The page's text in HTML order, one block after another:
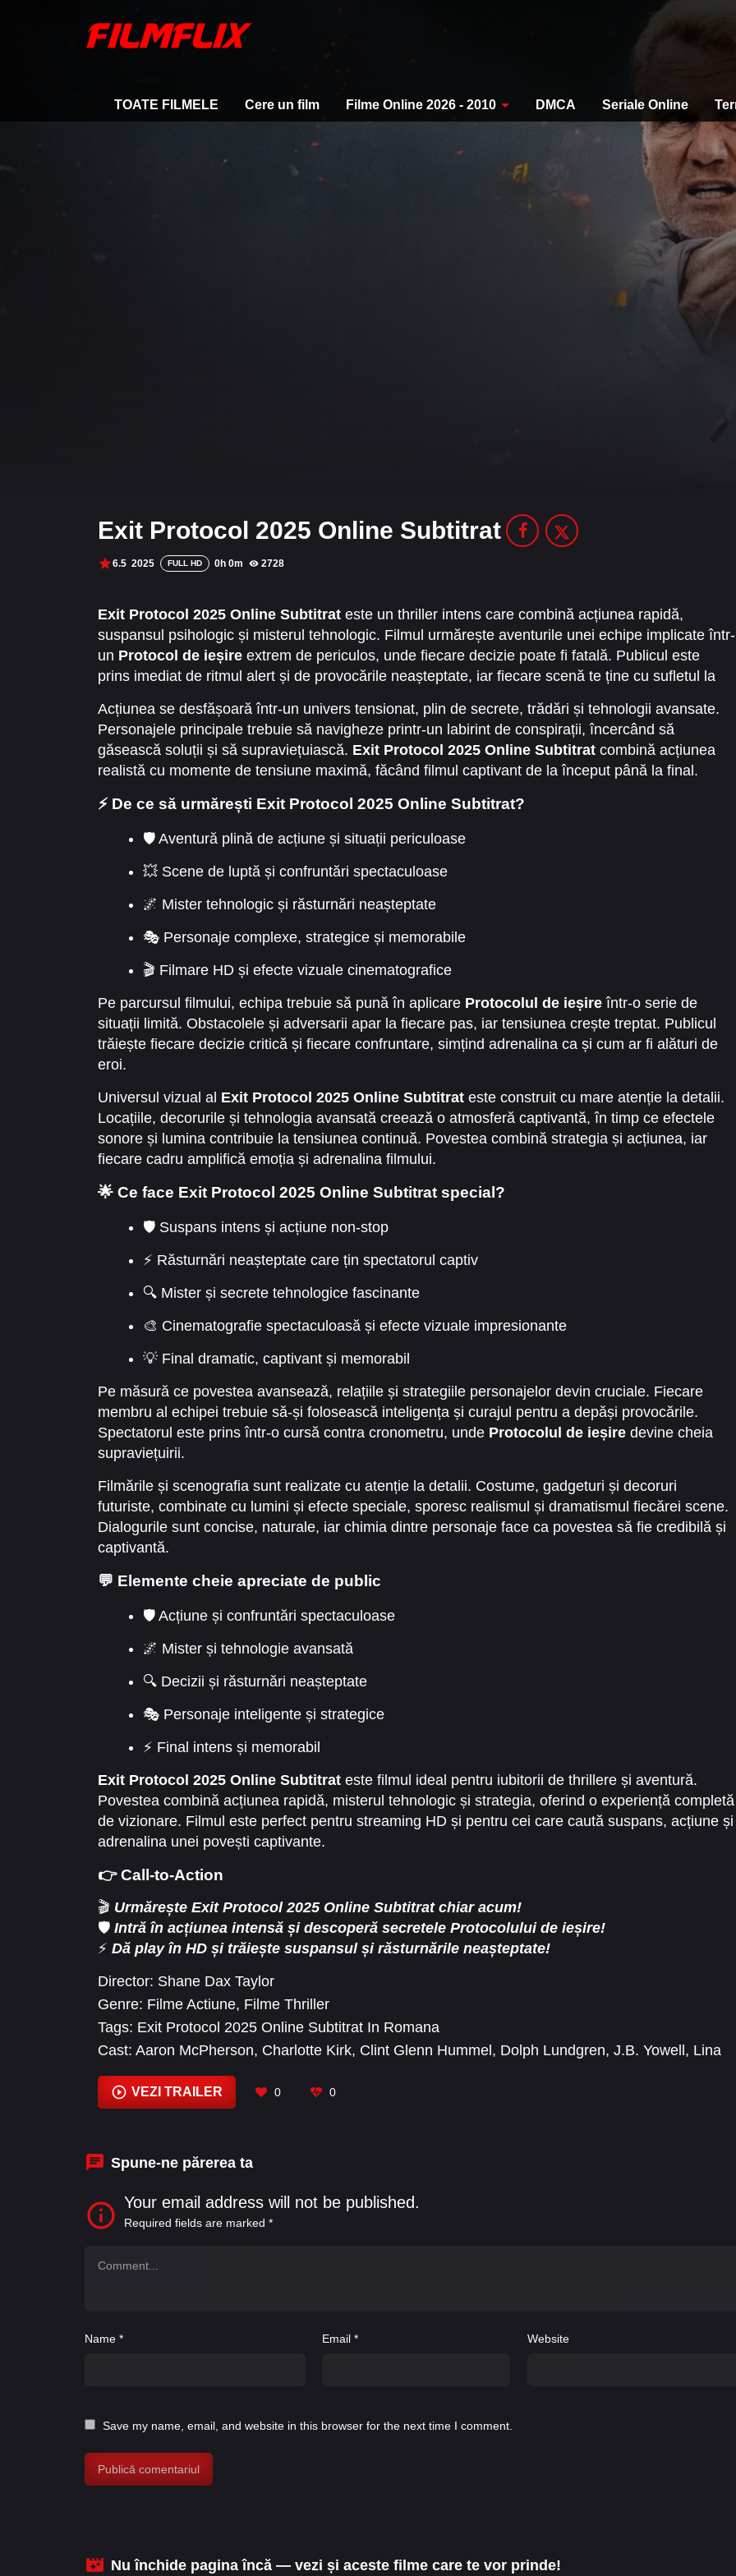
TOATE FILMELE Cere un film Filme Online 2026 - 2010 DMCA Seriale Online
Exit Protocol 2025 Online Subtitrat
6.5 2025 FULL HD 0h 0m 2728
Exit Protocol 2025 Online Subtitrat este un thriller intens care combină acțiunea rapidă,
suspansul psihologic și misterul tehnologic. Filmul urmărește aventurile unei echipe implicate într-
un Protocol de ieșire extrem de periculos, unde fiecare decizie poate fi fatală. Publicul este
prins imediat de ritmul alert și de provocările neașteptate, iar fiecare scenă te ține cu sufletul la
Acțiunea se desfășoară într-un univers tensionat, plin de secrete, trădări și tehnologii avansate.
Personajele principale trebuie să navigheze printr-un labirint de conspirații, încercând să
găsească soluții și să supraviețuiască. Exit Protocol 2025 Online Subtitrat combină acțiunea
realistă cu momente de tensiune maximă, făcând filmul captivant de la început până la final.
⚡ De ce să urmărești Exit Protocol 2025 Online Subtitrat?
🛡️ Aventură plină de acțiune și situații periculoase
💥 Scene de luptă și confruntări spectaculoase
🌌 Mister tehnologic și răsturnări neașteptate
🎭 Personaje complexe, strategice și memorabile
🎬 Filmare HD și efecte vizuale cinematografice
Pe parcursul filmului, echipa trebuie să pună în aplicare Protocolul de ieșire într-o serie de
situații limită. Obstacolele și adversarii apar la fiecare pas, iar tensiunea crește treptat. Publicul
trăiește fiecare decizie critică și fiecare confruntare, simțind adrenalina ca și cum ar fi alături de
eroi.
Universul vizual al Exit Protocol 2025 Online Subtitrat este construit cu mare atenție la detalii.
Locațiile, decorurile și tehnologia avansată creează o atmosferă captivantă, în timp ce efectele
sonore și lumina contribuie la tensiunea continuă. Povestea combină strategia și acțiunea, iar
fiecare cadru amplifică emoția și adrenalina filmului.
🌟 Ce face Exit Protocol 2025 Online Subtitrat special?
🛡️ Suspans intens și acțiune non-stop
⚡ Răsturnări neașteptate care țin spectatorul captiv
🔍 Mister și secrete tehnologice fascinante
🎨 Cinematografie spectaculoasă și efecte vizuale impresionante
💡 Final dramatic, captivant și memorabil
Pe măsură ce povestea avansează, relațiile și strategiile personajelor devin cruciale. Fiecare
membru al echipei trebuie să-și folosească inteligența și curajul pentru a depăși provocările.
Spectatorul este prins într-o cursă contra cronometru, unde Protocolul de ieșire devine cheia
supraviețuirii.
Filmările și scenografia sunt realizate cu atenție la detalii. Costume, gadgeturi și decoruri
futuriste, combinate cu lumini și efecte speciale, sporesc realismul și dramatismul fiecărei scene.
Dialogurile sunt concise, naturale, iar chimia dintre personaje face ca povestea să fie credibilă și
captivantă.
💬 Elemente cheie apreciate de public
🛡️ Acțiune și confruntări spectaculoase
🌌 Mister și tehnologie avansată
🔍 Decizii și răsturnări neașteptate
🎭 Personaje inteligente și strategice
⚡ Final intens și memorabil
Exit Protocol 2025 Online Subtitrat este filmul ideal pentru iubitorii de thrillere și aventură.
Povestea combină acțiunea rapidă, misterul tehnologic și strategia, oferind o experiență completă
de vizionare. Filmul este perfect pentru streaming HD și pentru cei care caută suspans, acțiune și
adrenalina unei povești captivante.
👉 Call-to-Action
🎬 Urmărește Exit Protocol 2025 Online Subtitrat chiar acum!
🛡️ Intră în acțiunea intensă și descoperă secretele Protocolului de ieșire!
⚡ Dă play în HD și trăiește suspansul și răsturnările neașteptate!
Director: Shane Dax Taylor
Genre: Filme Actiune, Filme Thriller
Tags: Exit Protocol 2025 Online Subtitrat In Romana
Cast: Aaron McPherson, Charlotte Kirk, Clint Glenn Hummel , Dolph Lundgren, J.B. Yowell , Lina
VEZI TRAILER 0 0
Spune-ne părerea ta
Your email address will not be published.
Required fields are marked *
Name * Email* Website
Save my name, email, and website in this browser for the next time I comment.
Nu închide pagina încă — vezi și aceste filme care te vor prinde!